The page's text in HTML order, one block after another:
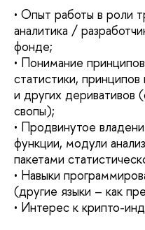
• Опыт работы в роли
аналитика /
фонде;
• Понимание
статистики,
и других деривативов
свопы);
• Продвинутое
функции, модули
пакетами
• Навыки
(другие языки – как
• Интерес к крипто-